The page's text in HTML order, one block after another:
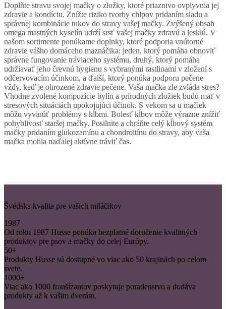
Doplňte stravu svojej mačky o zložky, ktoré priaznivo ovplyvnia jej
zdravie a kondíciu. Znížte riziko tvorby chlpov pridaním sladu a
správnej kombinácie tukov do stravy vašej mačky. Zvýšený obsah
omega mastných kyselín udrží srsť vašej mačky zdravú a lesklú. V
našom sortimente ponúkame doplnky, ktoré podporia vnútorné
zdravie vášho domáceho maznáčika: jeden, ktorý pomáha obnoviť
správne fungovanie tráviaceho systému, druhý, ktorý pomáha
udržiavať jeho črevnú hygienu s vybranými rastlinami v zložení s
odčervovacím účinkom, a ďalší, ktorý ponúka podporu pečene
vždy, keď je ohrozené zdravie pečene. Vaša mačka zle zvláda stres?
Vhodne zvolené kompozície bylín a prírodných zložiek budú mať v
stresových situáciách upokojujúci účinok. S vekom sa u mačiek
môžu vyvinúť problémy s kĺbmi. Bolesť kĺbov môže výrazne znížiť
pohyblivosť staršej mačky. Posilnite a chráňte celý kĺbový systém
mačky pridaním glukozamínu a chondroitínu do stravy, aby vaša
mačka mohla naďalej aktívne tráviť čas.
Švédska kvalita pre vašich miláčikov
1987
Od roku 1987 Husse ponúka bezplatné doručenie kvalitných
produktov pre psov a mačky do celej Európy.
50+
Produkty Husse sú dostupné vo viac ako 50 krajinách po celom
svete.
1000+
Viac ako 1000 franšízantov poskytuje poradenstvo a dodáva
produkty až k vašim dverám.